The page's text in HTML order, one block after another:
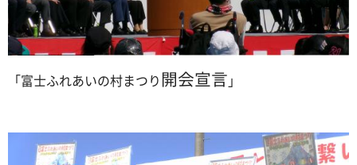
「富士ふれあいの村まつり 開会宣言 」